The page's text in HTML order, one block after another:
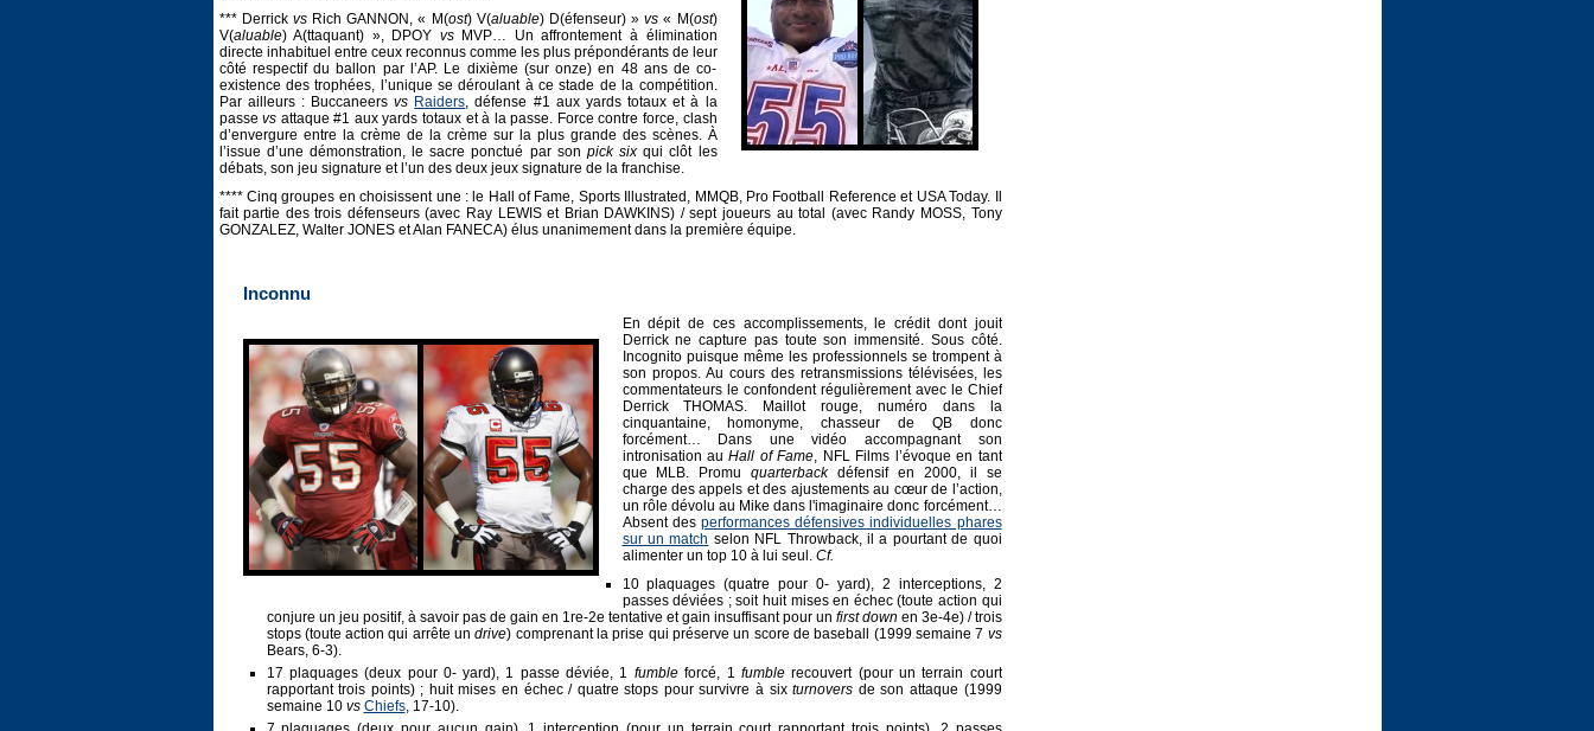
*** Derrick vsRich GANNON, « M(ost) V(aluable) D(éfenseur) »vs « M(ost)
V(aluable) A(ttaquant) », DPOY vsMVP… Un affrontement à élimination
directe inhabituel entre ceux reconnus comme les plus prépondérants de leur
côté respectif du ballon par l’AP. Le dixième (sur onze) en 48 ans de co-
existence des trophées, l’unique se déroulant à ce stade de la compétition.
Par ailleurs : Buccaneersvs Raiders, défense #1 aux yards totaux et à la
passevs attaque #1 aux yards totaux et à la passe. Force contre force, clash
d’envergure entre la crème de la crème sur la plus grande des scènes. À
l’issue d’une démonstration, le sacre ponctué par son pick six qui clôt les
débats, son jeu signature et l’un des deux jeux signature de la franchise.
**** Cinq groupes en choisissent une : le Hall of Fame, Sports Illustrated, MMQB, Pro Football Reference et USA Today. Il
fait partie des trois défenseurs (avec Ray LEWIS et Brian DAWKINS) / sept joueurs au total (avec Randy MOSS, Tony
GONZALEZ, Walter JONES et Alan FANECA) élus unanimement dans la première équipe.
Inconnu
En dépit de ces accomplissements, le crédit dont jouit
Derrick ne capture pas toute son immensité. Sous côté.
Incognito puisque même les professionnels se trompent à
son propos. Au cours des retransmissions télévisées, les
commentateurs le confondent régulièrement avec le Chief
Derrick THOMAS. Maillot rouge, numéro dans la
cinquantaine, homonyme, chasseur de QB donc
forcément… Dans une vidéo accompagnant son
intronisation auHall of Fame, NFL Films l’évoque en tant
que MLB. Promuquarterbackdéfensif en 2000, il se
charge des appels et des ajustements au cœur de l’action,
un rôle dévolu au Mike dans l'imaginaire donc forcément…
Absent des performances défensives individuelles phares
sur un match selon NFL Throwback, il a pourtant de quoi
alimenter un top 10 à lui seul. Cf.
10 plaquages (quatre pour 0- yard), 2 interceptions, 2
passes déviées ; soit huit mises en échec (toute action qui
conjure un jeu positif, à savoir pas de gain en 1re-2e tentative et gain insuffisant pour un first down en 3e-4e) / trois
stops (toute action qui arrête undrive) comprenant la prise qui préserve un score de baseball (1999 semaine 7 vs
Bears, 6-3).
17 plaquages (deux pour 0- yard), 1 passe déviée, 1 fumbleforcé, 1 fumblerecouvert (pour un terrain court
rapportant trois points) ; huit mises en échec / quatre stops pour survivre à sixturnovers de son attaque (1999
semaine 10 vs Chiefs, 17-10).